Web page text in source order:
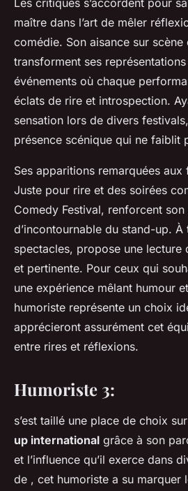
Les critiques s’accordent pour
maître dans l’art de mêler
comédie. Son aisance sur scène
transforment ses
événements où chaque
éclats de rire et introspection.
sensation lors de divers
présence scénique qui ne faiblit
Ses apparitions remarquées
Juste pour rire et des soirées
Comedy Festival, renforcent son
d’incontournable du stand-up. À
spectacles, propose une lecture
et pertinente. Pour ceux qui
une expérience mêlant humour
humoriste représente un choix
apprécieront assurément cet
entre rires et réflexions.
Humoriste 3:
s’est taillé une place de choix
up international grâce à son
et l’influence qu’il exerce dans
de , cet humoriste a su marquer